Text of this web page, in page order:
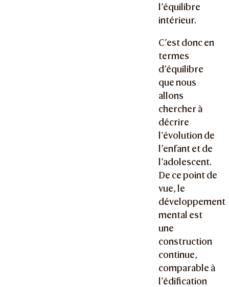
l’équilibre
intérieur.
C’est donc en
termes
d’équilibre
que nous
allons
chercher à
décrire
l’évolution de
l’enfant et de
l’adolescent.
De ce point de
vue, le
développement
mental est
une
construction
continue,
comparable à
l’édification